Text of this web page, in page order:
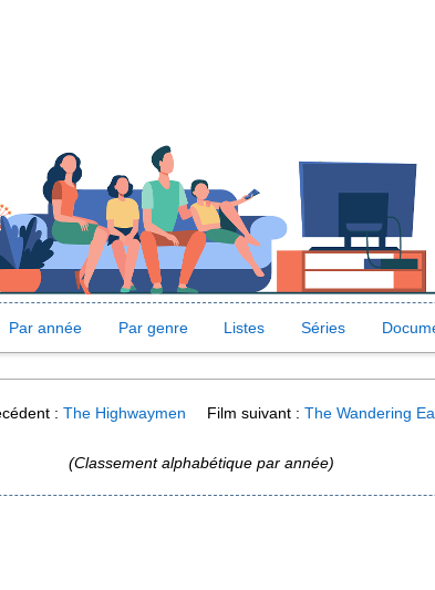
Par année Par genre Listes Séries
:The Highwaymen Film suivant : The Wandering
(Classement alphabétique par année)